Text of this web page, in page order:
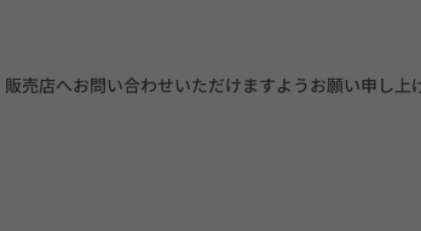
売店へお問い合わせいただけますようお願い申し上